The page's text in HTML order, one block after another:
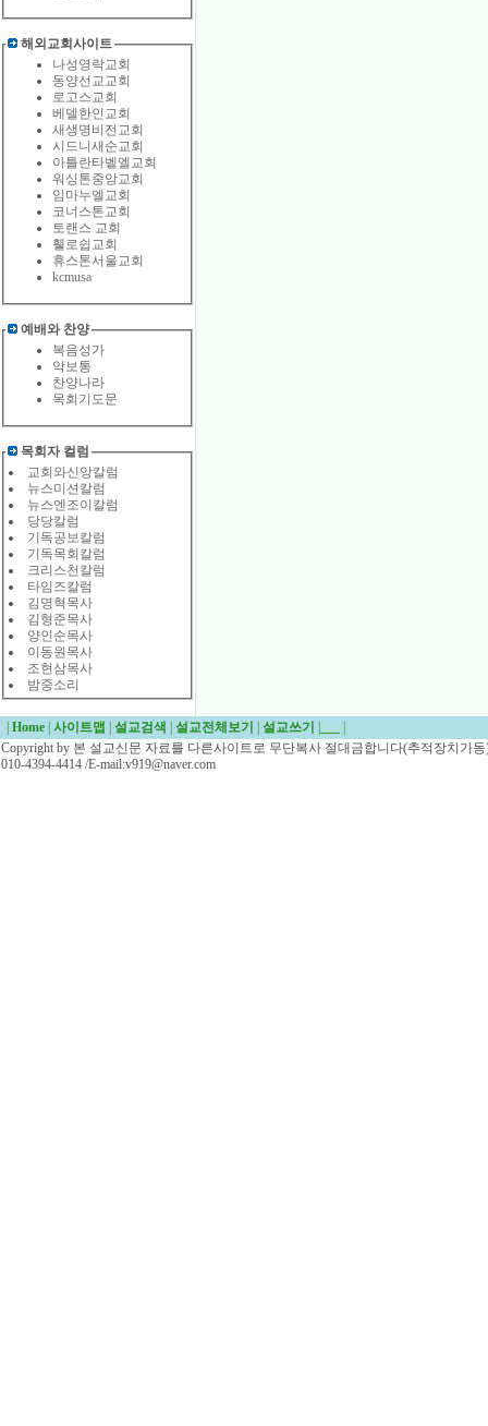
해외교회사이트
나성영락교회
동양선교교회
로고스교회
베델한인교회
새생명비전교회
시드니새순교회
아틀란타벹엘교회
워싱톤중앙교회
임마누엘교회
코너스톤교회
토랜스 교회
휄로쉽교회
휴스톤서울교회
kcmusa
예배와 찬양
복음성가
악보통
찬양나라
목회기도문
목회자 컬럼
교회와신앙칼럼
뉴스미션칼럼
뉴스엔조이칼럼
당당칼럼
기독공보칼럼
기독목회칼럼
크리스천칼럼
타임즈칼럼
김명혁목사
김형준목사
양인순목사
이동원목사
조현삼목사
밤중소리
Home 사이트맵 설교검색 설교전체보기 설교쓰기
Copyright by 본 설교신문 자료를 다른사이트로 무단복사 절대금합니다(추적장치가
010-4394-4414 /E-mail:v919@naver.com